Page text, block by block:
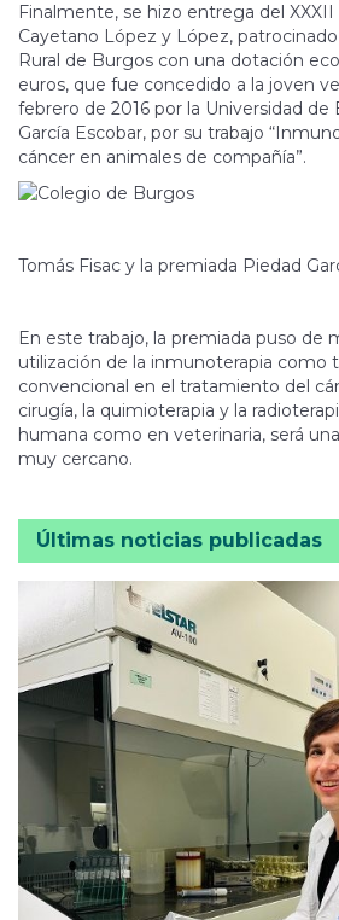
Finalmente, se hizo entrega del
Cayetano López y López,
Rural de Burgos con una dotación
euros, que fue concedido a la joven
febrero de 2016 por la Universidad de
García Escobar, por su trabajo
cáncer en animales de compañía”.
Tomás Fisac y la premiada Piedad
En este trabajo, la premiada puso de
utilización de la inmunoterapia como
convencional en el tratamiento del
cirugía, la quimioterapia y la
humana como en veterinaria, será
muy cercano.
Últimas noticias publicadas